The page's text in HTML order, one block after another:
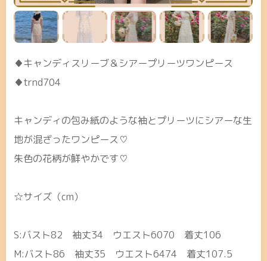
♦キャンディスリーブ＆シアープリーツワンピース
♦trnd704
キャンディの包み紙のような袖とプリーツにシアーな生
地が混ざったワンピース♡
朱色の花柄が鮮やかです♡
☆サイズ（cm）
S:バスト82 袖丈34 ウエスト6070 着丈106
M:バスト86 袖丈35 ウエスト6474 着丈107.5